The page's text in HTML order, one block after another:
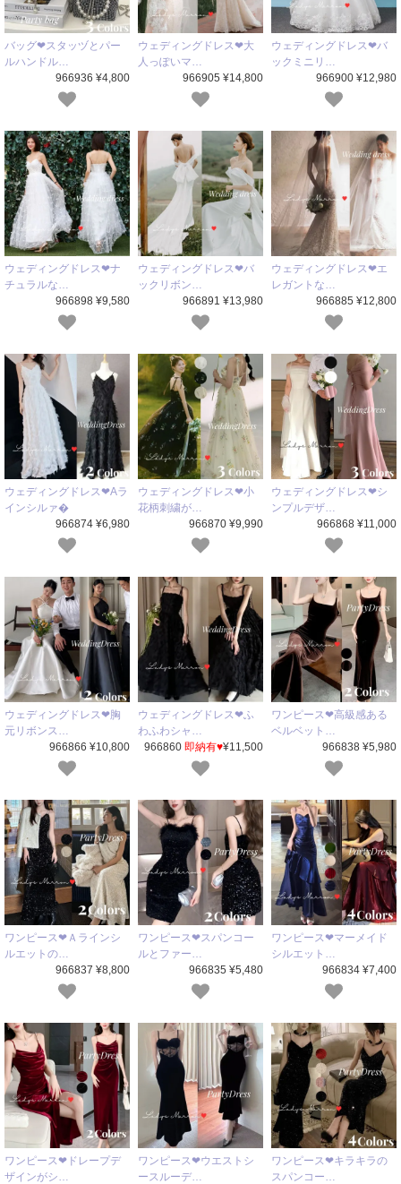
バッグ❤スタッヅとパー
ルハンドル…
966936 ¥4,800
ウェディングドレス❤大
人っぽいマ…
966905 ¥14,800
ウェディングドレス❤バ
ックミニリ…
966900 ¥12,980
ウェディングドレス❤ナ
チュラルな…
966898 ¥9,580
ウェディングドレス❤バ
ックリボン…
966891 ¥13,980
ウェディングドレス❤エ
レガントな…
966885 ¥12,800
ウェディングドレス❤Aラ
インシルァ�
966874 ¥6,980
ウェディングドレス❤小
花柄刺繍が…
966870 ¥9,990
ウェディングドレス❤シ
ンプルデザ…
966868 ¥11,000
ウェディングドレス❤胸
元リボンス…
966866 ¥10,800
ウェディングドレス❤ふ
わふわシャ…
966860 即納有♥¥11,500
ワンピース❤高級感ある
ベルベット…
966838 ¥5,980
ワンピース❤Ａラインシ
ルエットの…
966837 ¥8,800
ワンピース❤スパンコー
ルとファー…
966835 ¥5,480
ワンピース❤マーメイド
シルエット…
966834 ¥7,400
ワンピース❤ドレープデ
ザインがシ…
ワンピース❤ウエストシ
ースルーデ…
ワンピース❤キラキラの
スパンコー…